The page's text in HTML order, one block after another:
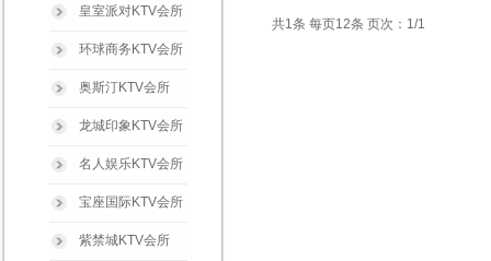
共1条 每页12条 页次：1/1
皇室派对KTV会所
环球商务KTV会所
奥斯汀KTV会所
龙城印象KTV会所
名人娱乐KTV会所
宝座国际KTV会所
紫禁城KTV会所